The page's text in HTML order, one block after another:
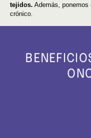
tejidos. Además, ponemos
crónico.